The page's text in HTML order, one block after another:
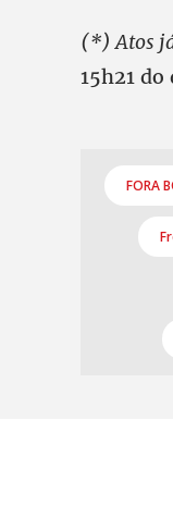
(*) Atos
15h21
FORA